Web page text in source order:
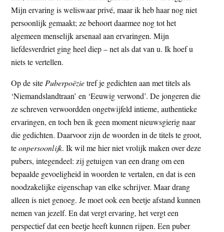
Mijn ervaring is weliswaar privé, maar ik heb haar nog niet
persoonlijk gemaakt; ze behoort daarmee nog tot het
algemeen menselijk arsenaal aan ervaringen. Mijn
liefdesverdriet ging heel diep – net als dat van u. Ik hoef u
niets te vertellen.
Op de site Puberpoëzietref je gedichten aan met titels als
‘Niemandslandtraan’ en ‘Eeuwig verwond’. De jongeren die
ze schreven verwoordden ongetwijfeld intieme, authentieke
ervaringen, en toch ben ik geen moment nieuwsgierig naar
die gedichten. Daarvoor zijn de woorden in de titels te groot,
teonpersoonlijk. Ik wil me hier niet vrolijk maken over deze
pubers, integendeel: zij getuigen van een drang om een
bepaalde gevoeligheid in woorden te vertalen, en dat is een
noodzakelijke eigenschap van elke schrijver. Maar drang
alleen is niet genoeg. Je moet ook een beetje afstand kunnen
nemen van jezelf. En dat vergt ervaring, het vergt een
perspectief dat een beetje heeft kunnen rijpen. Een puber